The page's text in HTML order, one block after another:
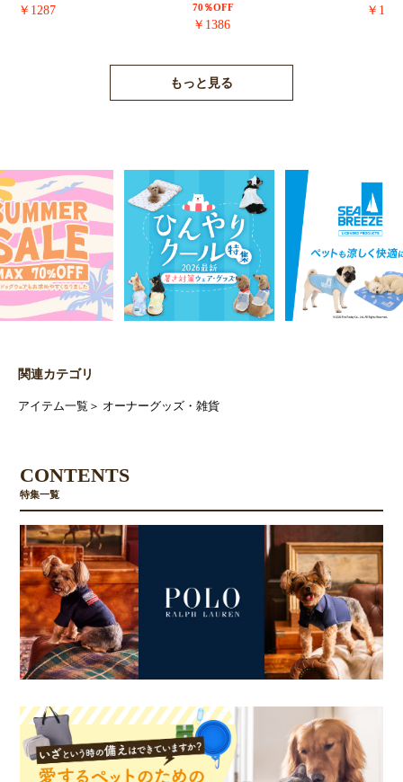
￥1287 70％OFF
￥1386
￥
もっと見る
関連カテゴリ
アイテム一覧 ＞ オーナーグッズ・雑貨
CONTENTS
特集一覧